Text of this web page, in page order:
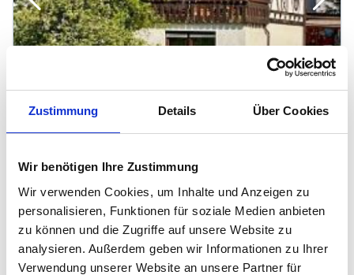
Zustimmung Details Über Cookies
Wir benötigen Ihre Zustimmung
Wir verwenden Cookies, um Inhalte und Anzeigen zu
personalisieren, Funktionen für soziale Medien anbieten
zu können und die Zugriffe auf unsere Website zu
analysieren. Außerdem geben wir Informationen zu Ihrer
Verwendung unserer Website an unsere Partner für
1 /5
FAMILIENTRAUM IN BAD WILDBAD - MIT
POTENTIAL
75323 Bad Wildbad